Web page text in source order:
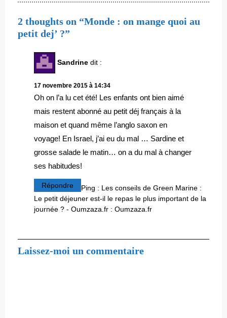
2 thoughts on “Monde : on mange quoi au
petit dej’ ?”
Sandrine dit :
17 novembre 2015 à 14:34
Oh on l’a lu cet été! Les enfants ont bien aimé
mais restent abonné au petit déj français à la
maison et quand même l’anglo saxon en
voyage! En Israel, j’ai eu du mal … Sardine et
grosse salade le matin… on a du mal à changer
ses habitudes!
Répondre Ping : Les conseils de Green Marine :
Le petit déjeuner est-il le repas le plus important de la
journée ? - Oumzaza.fr : Oumzaza.fr
Laissez-moi un commentaire